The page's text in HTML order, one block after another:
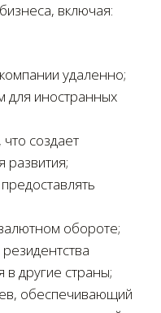
включая:
удаленно;
для иностранных
создает
развития;
обороте;
другие страны;
обеспечивающий